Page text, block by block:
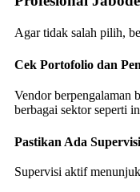
Agar tidak salah pilih,
Cek Portofolio dan
Vendor berpengalaman
berbagai sektor seperti
Pastikan Ada
Supervisi aktif